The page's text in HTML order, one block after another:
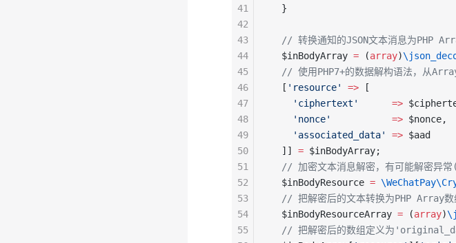
  }
// 转换通知的JSON文本消息为PHP
  $inBodyArray
= (array)
// 使用PHP7+的数据解构语法，从
  [
'resource' => [
    'ciphertext'
      =>
    'nonce'
           =>
$nonce,
    'associated_data'
=> $aad
  ]]
= $inBodyArray;
// 加密文本消息解密，有可能解密异
  $inBodyResource
=
// 把解密后的文本转换为PHP Array数
  $inBodyResourceArray
= (array)
// 把解密后的数组定义为
41
42
43
44
45
46
47
48
49
50
51
52
53
54
55